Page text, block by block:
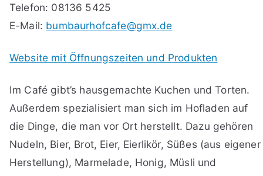
Telefon: 08136 5425
E-Mail: bumbaurhofcafe@gmx.de
Website mit Öffnungszeiten und Produkten
Im Café gibt’s hausgemachte Kuchen und Torten.
Außerdem spezialisiert man sich im Hofladen auf
die Dinge, die man vor Ort herstellt. Dazu gehören
Nudeln, Bier, Brot, Eier, Eierlikör, Süßes (aus eigener
Herstellung), Marmelade, Honig, Müsli und